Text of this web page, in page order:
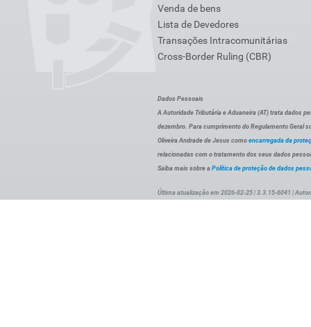
Venda de bens
Lista de Devedores
Transações Intracomunitárias
Cross-Border Ruling (CBR)
Dados Pessoais
A Autoridade Tributária e Aduaneira (AT) trata dados
dezembro. Para cumprimento do Regulamento Geral
Oliveira Andrade de Jesus como encarregada da
relacionadas com o tratamento dos seus dados
Saiba mais sobre a Política de proteção de dados
Última atualização em 2026-02-25 | 3.3.15-6041 |